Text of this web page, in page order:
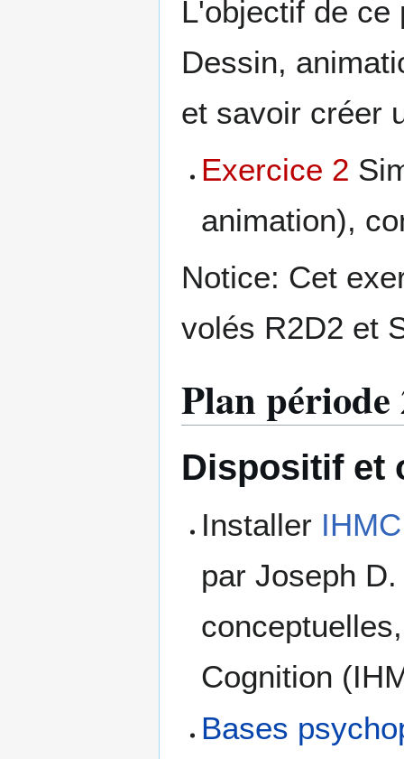
L'objectif de ce
Dessin,
et savoir créer
Exercice 2
animation),
Notice: Cet
volés R2D2 et
Plan période
Dispositif et
Installer
par Joseph
Cognition
Bases